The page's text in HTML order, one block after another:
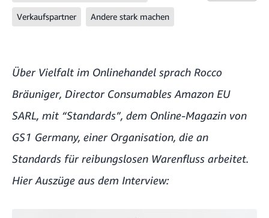
Verkaufspartner Andere stark machen
Über Vielfalt im Onlinehandel sprach Rocco
Bräuniger, Director Consumables Amazon EU
SARL, mit “Standards”, dem Online-Magazin von
GS1 Germany, einer Organisation, die an
Standards für reibungslosen Warenfluss arbeitet.
Hier Auszüge aus dem Interview: